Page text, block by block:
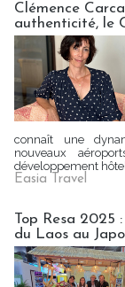
Clémence
authenticité, le
connaît une
nouveaux
développement
Easia Travel
Top Resa 2025
du Laos au